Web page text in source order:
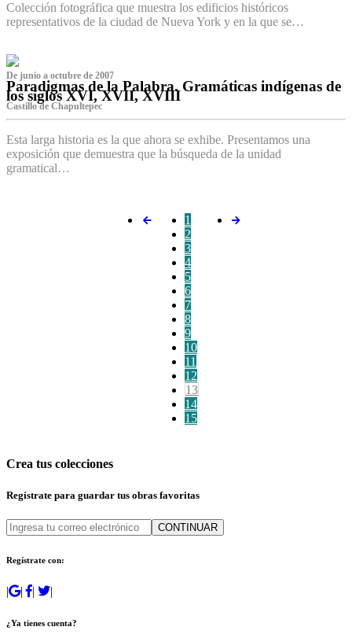
Colección fotográfica que muestra los edificios históricos
representativos de la ciudad de Nueva York y en la que se…
De junio a octubre de 2007
Paradigmas de la Palabra. Gramáticas indígenas de
los siglos XVI, XVII, XVIII
Castillo de Chapultepec
Esta larga historia es la que ahora se exhibe. Presentamos una
exposición que demuestra que la búsqueda de la unidad
gramatical…
1
2
3
4
5
6
7
8
9
10
11
12
13
14
15
Crea tus colecciones
Regístrate para guardar tus obras favoritas
CONTINUAR
Regístrate con:
| | | |
¿Ya tienes cuenta?